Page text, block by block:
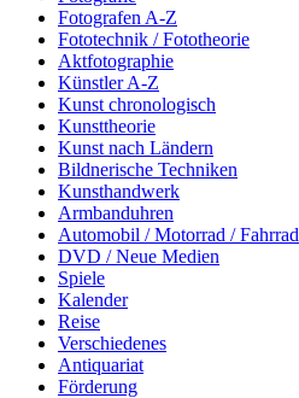
Fotografen A-Z
Fototechnik / Fototheorie
Aktfotographie
Künstler A-Z
Kunst chronologisch
Kunsttheorie
Kunst nach Ländern
Bildnerische Techniken
Kunsthandwerk
Armbanduhren
Automobil / Motorrad / Fahrrad
DVD / Neue Medien
Spiele
Kalender
Reise
Verschiedenes
Antiquariat
Förderung